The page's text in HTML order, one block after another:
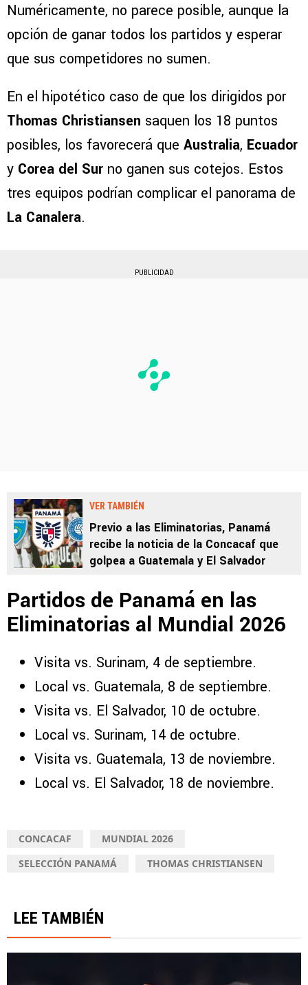
Numéricamente, no parece posible, aunque la
opción de ganar todos los partidos y esperar
que sus competidores no sumen.
En el hipotético caso de que los dirigidos por
Thomas Christiansen saquen los 18 puntos
posibles, los favorecerá que Australia, Ecuador
y Corea del Sur no ganen sus cotejos. Estos
tres equipos podrían complicar el panorama de
La Canalera.
PUBLICIDAD
VER TAMBIÉN
Previo a las Eliminatorias, Panamá
recibe la noticia de la Concacaf que
golpea a Guatemala y El Salvador
Partidos de Panamá en las
Eliminatorias al Mundial 2026
Visita vs. Surinam, 4 de septiembre.
Local vs. Guatemala, 8 de septiembre.
Visita vs. El Salvador, 10 de octubre.
Local vs. Surinam, 14 de octubre.
Visita vs. Guatemala, 13 de noviembre.
Local vs. El Salvador, 18 de noviembre.
CONCACAF
MUNDIAL 2026
SELECCIÓN PANAMÁ
THOMAS CHRISTIANSEN
LEE TAMBIÉN